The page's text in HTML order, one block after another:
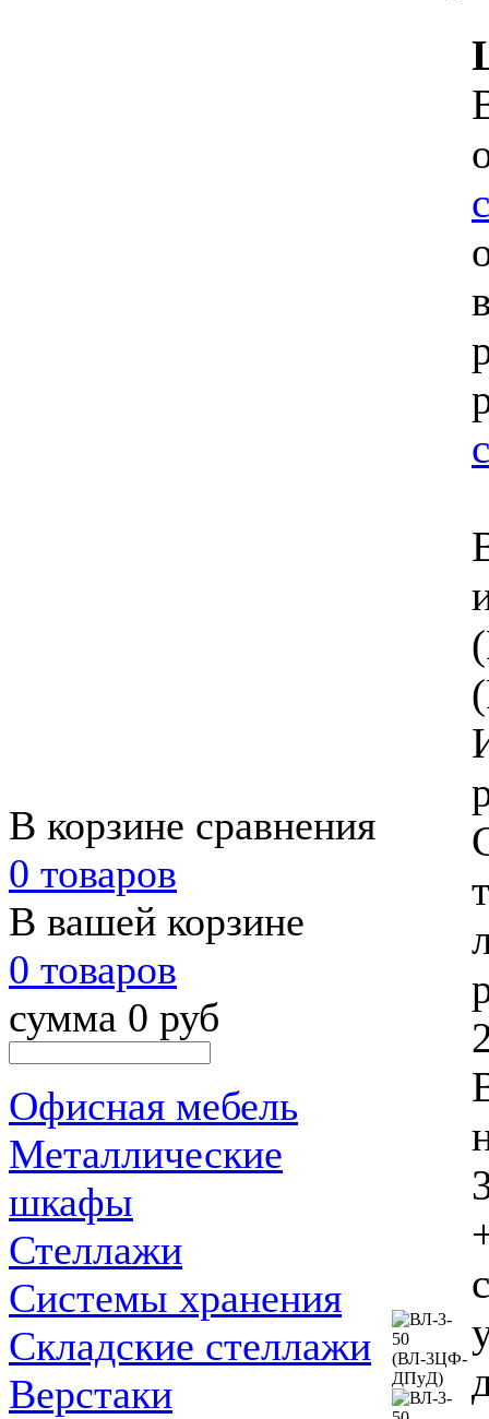
В корзине сравнения
0 товаров
В вашей корзине
0 товаров
сумма 0 руб
Офисная мебель
Металлические
шкафы
Стеллажи
Системы хранения
Складские стеллажи
Верстаки